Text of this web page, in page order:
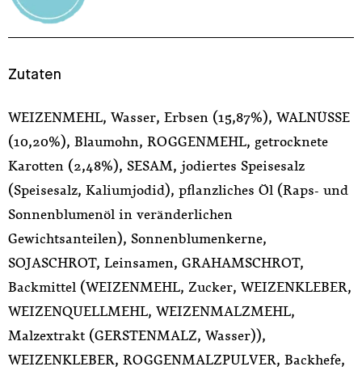
Zutaten
WEIZENMEHL, Wasser, Erbsen (15,87%), WALNÜSSE
(10,20%), Blaumohn, ROGGENMEHL, getrocknete
Karotten (2,48%), SESAM, jodiertes Speisesalz
(Speisesalz, Kaliumjodid), pflanzliches Öl (Raps- und
Sonnenblumenöl in veränderlichen
Gewichtsanteilen), Sonnenblumenkerne,
SOJASCHROT, Leinsamen, GRAHAMSCHROT,
Backmittel (WEIZENMEHL, Zucker, WEIZENKLEBER,
WEIZENQUELLMEHL, WEIZENMALZMEHL,
Malzextrakt (GERSTENMALZ, Wasser)),
WEIZENKLEBER, ROGGENMALZPULVER, Backhefe,